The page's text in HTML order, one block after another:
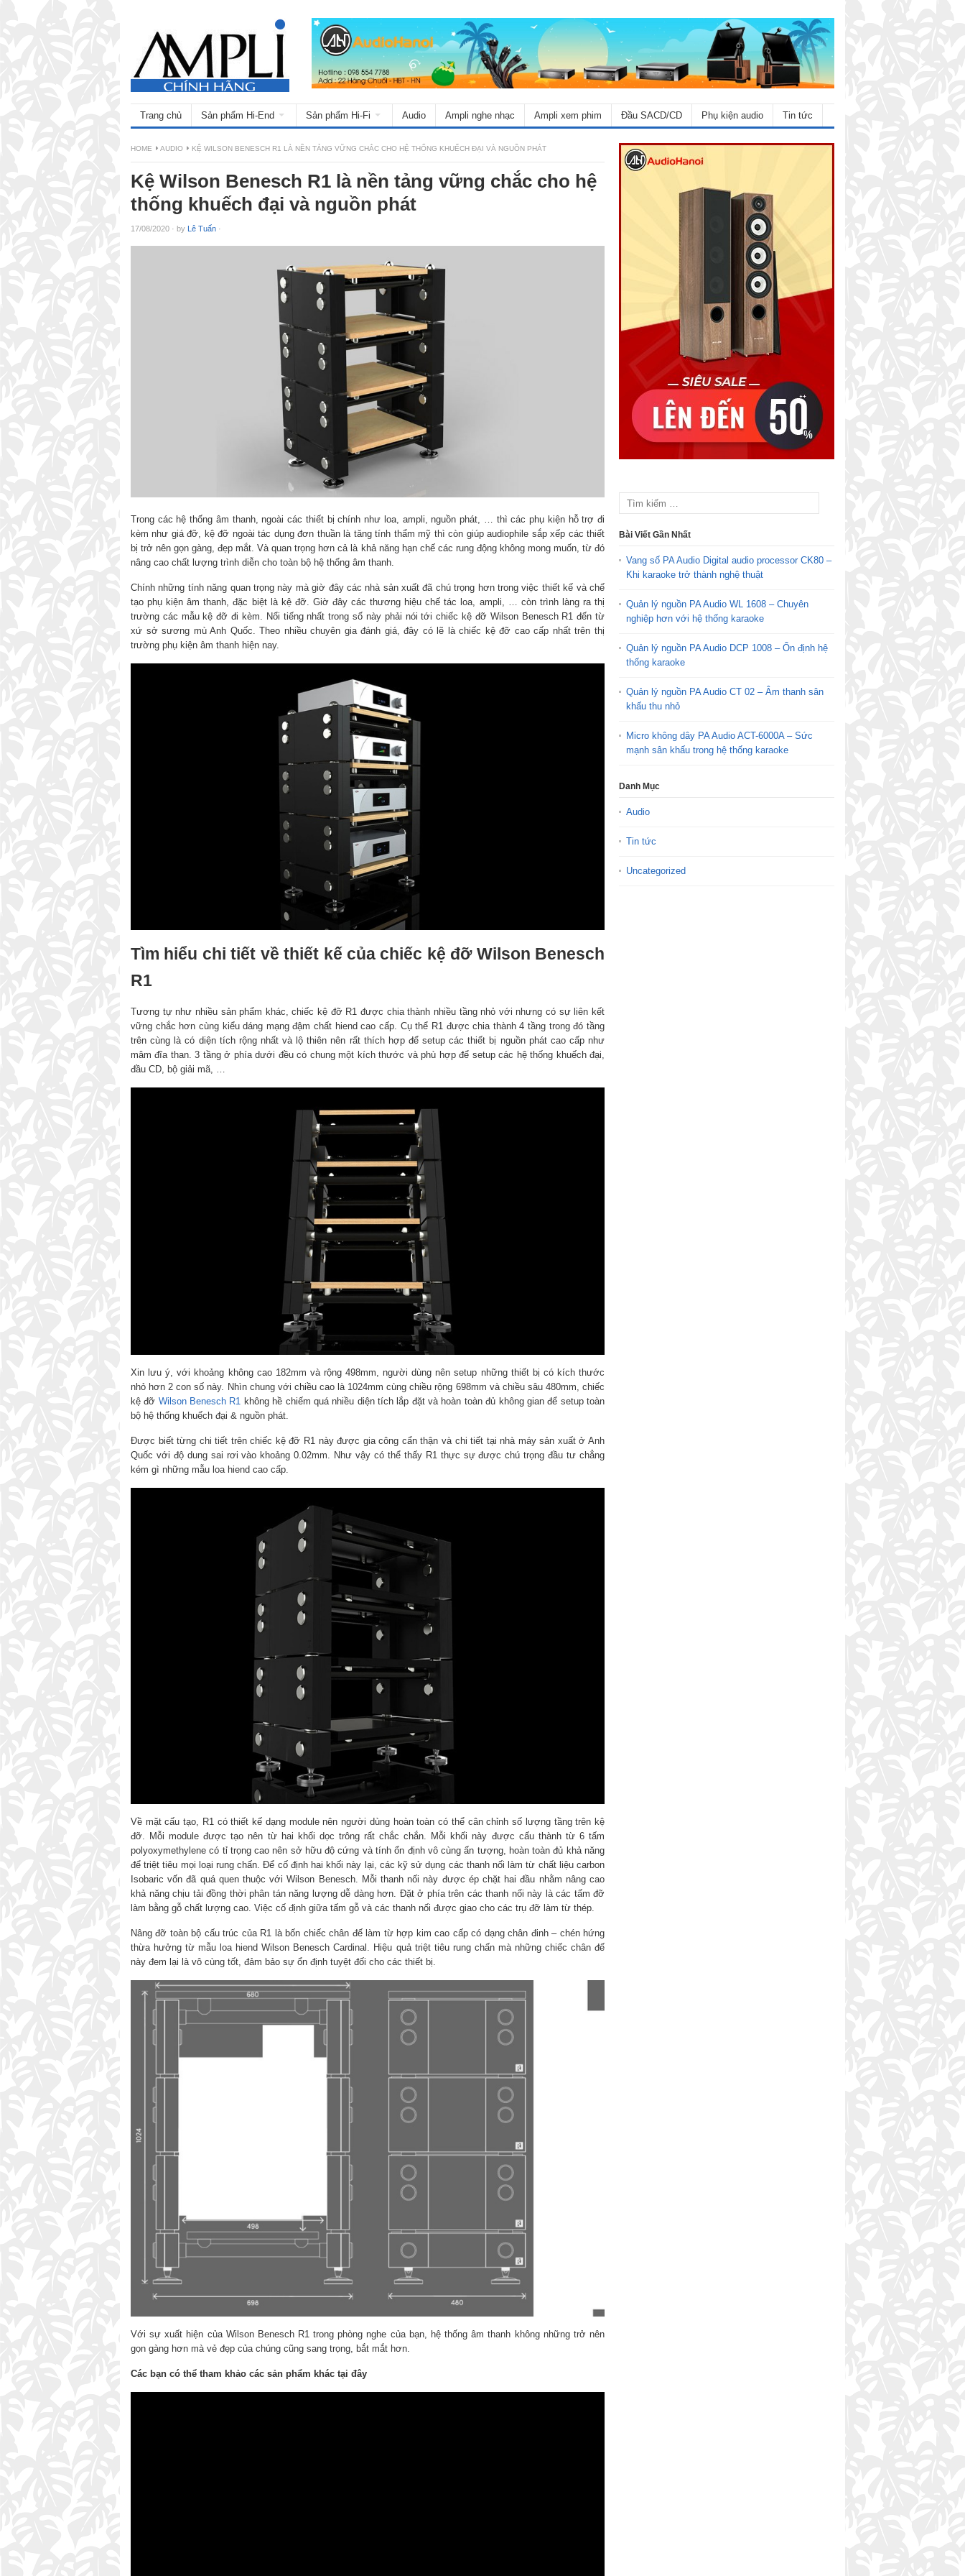
Trang chủ Sản phẩm Hi-End Sản phẩm Hi-Fi Audio Ampli nghe nhạc Ampli xem phim Đầu SACD/CD Phụ kiện audio Tin tức
HOME AUDIO KỆ WILSON BENESCH R1 LÀ NỀN TẢNG VỮNG CHẮC CHO HỆ THỐNG KHUẾCH ĐẠI VÀ NGUỒN PHÁT
Kệ Wilson Benesch R1 là nền tảng vững chắc cho hệ
thống khuếch đại và nguồn phát
17/08/2020 · by Lê Tuấn ·
Trong các hệ thống âm thanh, ngoài các thiết bị chính như loa, ampli, nguồn phát, … thì các phụ kiện hỗ trợ đi
kèm như giá đỡ, kệ đỡ ngoài tác dụng đơn thuần là tăng tính thẩm mỹ thì còn giúp audiophile sắp xếp các thiết
bị trở nên gọn gàng, đẹp mắt. Và quan trọng hơn cả là khả năng hạn chế các rung động không mong muốn, từ đó
nâng cao chất lượng trình diễn cho toàn bộ hệ thống âm thanh.
Chính những tính năng quan trọng này mà giờ đây các nhà sản xuất đã chú trọng hơn trong việc thiết kế và chế
tạo phụ kiện âm thanh, đặc biệt là kệ đỡ. Giờ đây các thương hiệu chế tác loa, ampli, … còn trình làng ra thị
trường các mẫu kệ đỡ đi kèm. Nổi tiếng nhất trong số này phải nói tới chiếc kệ đỡ Wilson Benesch R1 đến từ
xứ sở sương mù Anh Quốc. Theo nhiều chuyên gia đánh giá, đây có lẽ là chiếc kệ đỡ cao cấp nhất trên thị
trường phụ kiện âm thanh hiện nay.
Tìm hiểu chi tiết về thiết kế của chiếc kệ đỡ Wilson Benesch
R1
Tương tự như nhiều sản phẩm khác, chiếc kệ đỡ R1 được chia thành nhiều tầng nhỏ với nhưng có sự liên kết
vững chắc hơn cùng kiểu dáng mạng đậm chất hiend cao cấp. Cụ thể R1 được chia thành 4 tầng trong đó tầng
trên cùng là có diện tích rộng nhất và lộ thiên nên rất thích hợp để setup các thiết bị nguồn phát cao cấp như
mâm đĩa than. 3 tầng ở phía dưới đều có chung một kích thước và phù hợp để setup các hệ thống khuếch đại,
đầu CD, bộ giải mã, …
Xin lưu ý, với khoảng không cao 182mm và rộng 498mm, người dùng nên setup những thiết bị có kích thước
nhỏ hơn 2 con số này. Nhìn chung với chiều cao là 1024mm cùng chiều rộng 698mm và chiều sâu 480mm, chiếc
kệ đỡ Wilson Benesch R1 không hề chiếm quá nhiều diện tích lắp đặt và hoàn toàn đủ không gian để setup toàn
bộ hệ thống khuếch đại & nguồn phát.
Được biết từng chi tiết trên chiếc kệ đỡ R1 này được gia công cẩn thận và chi tiết tại nhà máy sản xuất ở Anh
Quốc với độ dung sai rơi vào khoảng 0.02mm. Như vậy có thể thấy R1 thực sự được chú trọng đầu tư chẳng
kém gì những mẫu loa hiend cao cấp.
Về mặt cấu tạo, R1 có thiết kế dạng module nên người dùng hoàn toàn có thể cân chỉnh số lượng tầng trên kệ
đỡ. Mỗi module được tạo nên từ hai khối dọc trông rất chắc chắn. Mỗi khối này được cấu thành từ 6 tấm
polyoxymethylene có tỉ trọng cao nên sở hữu độ cứng và tính ổn định vô cùng ấn tượng, hoàn toàn đủ khả năng
để triệt tiêu mọi loại rung chấn. Để cố định hai khối này lại, các kỹ sử dụng các thanh nối làm từ chất liệu carbon
Isobaric vốn đã quá quen thuộc với Wilson Benesch. Mỗi thanh nối này được ép chặt hai đầu nhằm nâng cao
khả năng chịu tải đồng thời phân tán năng lượng dễ dàng hơn. Đặt ở phía trên các thanh nối này là các tấm đỡ
làm bằng gỗ chất lượng cao. Việc cố định giữa tấm gỗ và các thanh nối được giao cho các trụ đỡ làm từ thép.
Nâng đỡ toàn bộ cấu trúc của R1 là bốn chiếc chân đế làm từ hợp kim cao cấp có dạng chân đinh – chén hứng
thừa hưởng từ mẫu loa hiend Wilson Benesch Cardinal. Hiệu quả triệt tiêu rung chấn mà những chiếc chân đế
này đem lại là vô cùng tốt, đảm bảo sự ổn định tuyệt đối cho các thiết bị.
Với sự xuất hiện của Wilson Benesch R1 trong phòng nghe của bạn, hệ thống âm thanh không những trở nên
gọn gàng hơn mà vẻ đẹp của chúng cũng sang trọng, bắt mắt hơn.
Các bạn có thể tham khảo các sản phẩm khác tại đây
Bài Viết Gần Nhất
Vang số PA Audio Digital audio processor CK80 –
Khi karaoke trở thành nghệ thuật
Quản lý nguồn PA Audio WL 1608 – Chuyên
nghiệp hơn với hệ thống karaoke
Quản lý nguồn PA Audio DCP 1008 – Ổn định hệ
thống karaoke
Quản lý nguồn PA Audio CT 02 – Âm thanh sân
khấu thu nhỏ
Micro không dây PA Audio ACT-6000A – Sức
mạnh sân khấu trong hệ thống karaoke
Danh Mục
Audio
Tin tức
Uncategorized